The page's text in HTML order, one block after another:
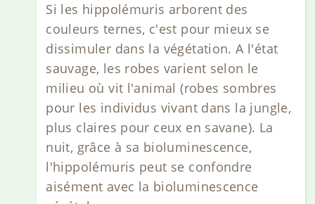
Si les hippolémuris arborent des
couleurs ternes, c'est pour mieux se
dissimuler dans la végétation. A l'état
sauvage, les robes varient selon le
milieu où vit l'animal (robes sombres
pour les individus vivant dans la jungle,
plus claires pour ceux en savane). La
nuit, grâce à sa bioluminescence,
l'hippolémuris peut se confondre
aisément avec la bioluminescence